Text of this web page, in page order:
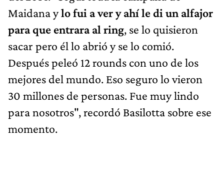
Maidana ylo fui a ver y ahí le di un alfajor
para que entrara al ring, se lo quisieron
sacar pero él lo abrió y se lo comió.
Después peleó 12 rounds con uno de los
mejores del mundo. Eso seguro lo vieron
30 millones de personas. Fue muy lindo
para nosotros", recordó Basilotta sobre ese
momento.